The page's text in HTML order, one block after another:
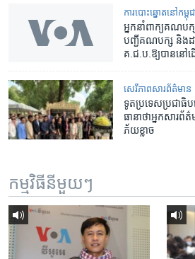
ការ​បោះឆ្នោត​​នៅ​កម្ពុជ
អ្នក​នាំ​ពាក្យ​គណប
បញ្ជី​គណបក្ស​ និង​ដ
គ.ជ.ប.​ឱ្យ​បាន​នៅ​​
សេរីភាពសារព័ត៌មាន
ទូត​ប្រទេស​ប្រជាធិប
ធានា​ថា​អ្នក​សារ​ព័
ភ័យ​ខ្លាច
កម្មវិធី​នីមួយៗ